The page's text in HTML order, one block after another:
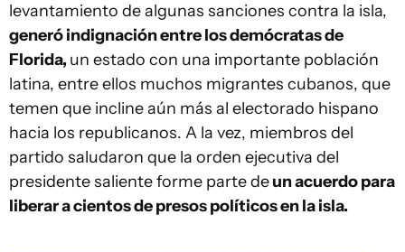
levantamiento de algunas sanciones contra la isla,
generó indignación entre los demócratas de
Florida, un estado con una importante población
latina, entre ellos muchos migrantes cubanos, que
temen que incline aún más al electorado hispano
hacia los republicanos. A la vez, miembros del
partido saludaron que la orden ejecutiva del
presidente saliente forme parte deun acuerdo para
liberar a cientos de presos políticos en la isla.